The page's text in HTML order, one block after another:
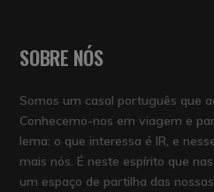
SOBRE NÓS
Somos um casal português que
Conhecemo-nos em viagem e
lema: o que interessa é IR, e
mais nós. É neste espírito que
um espaço de partilha das